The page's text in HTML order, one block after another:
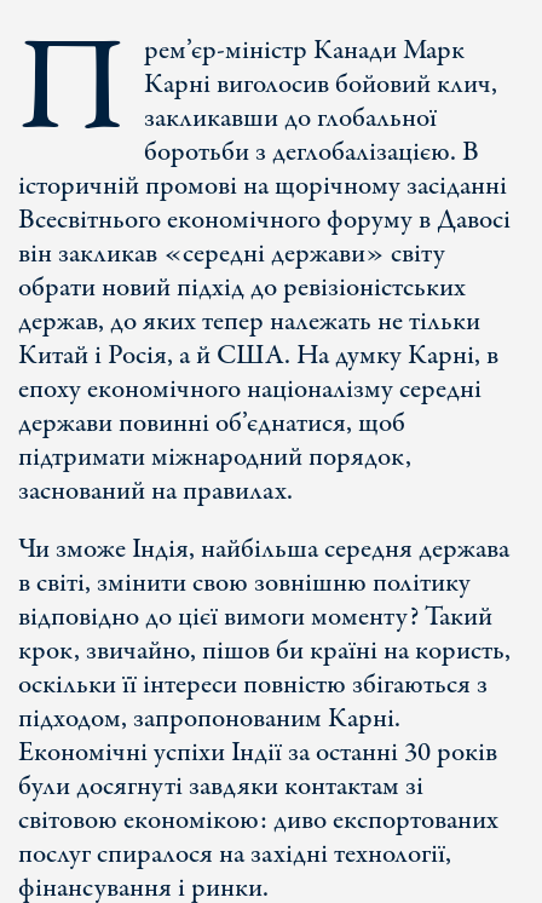
П
рем’єр-міністр Канади Марк
Карні виголосив бойовий клич,
закликавши до глобальної
боротьби з деглобалізацією. В
історичній промові на щорічному засіданні
Всесвітнього економічного форуму в Давосі
він закликав «середні держави» світу
обрати новий підхід до ревізіоністських
держав, до яких тепер належать не тільки
Китай і Росія, а й США. На думку Карні, в
епоху економічного націоналізму середні
держави повинні об’єднатися, щоб
підтримати міжнародний порядок,
заснований на правилах.
Чи зможе Індія, найбільша середня держава
в світі, змінити свою зовнішню політику
відповідно до цієї вимоги моменту? Такий
крок, звичайно, пішов би країні на користь,
оскільки її інтереси повністю збігаються з
підходом, запропонованим Карні.
Економічні успіхи Індії за останні 30 років
були досягнуті завдяки контактам зі
світовою економікою: диво експортованих
послуг спиралося на західні технології,
фінансування і ринки.